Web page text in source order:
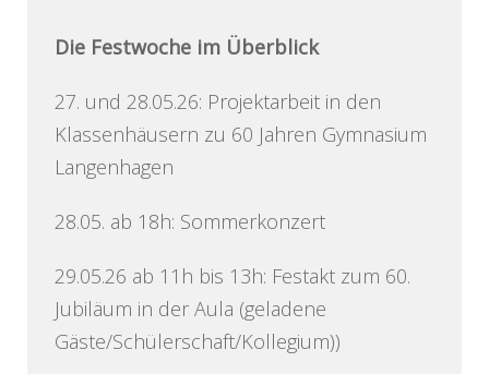
Die Festwoche im Überblick
27. und 28.05.26: Projektarbeit in den
Klassenhäusern zu 60 Jahren Gymnasium
Langenhagen
28.05. ab 18h: Sommerkonzert
29.05.26 ab 11h bis 13h: Festakt zum 60.
Jubiläum in der Aula (geladene
Gäste/Schülerschaft/Kollegium))